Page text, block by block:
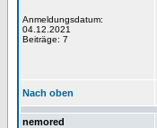
Anmeldungsdatum:
04.12.2021
Beiträge: 7
Nach oben
nemored